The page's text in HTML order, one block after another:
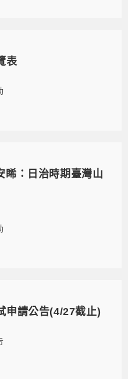
表
睎：日治時期臺灣山
申請公告(4/27截止)